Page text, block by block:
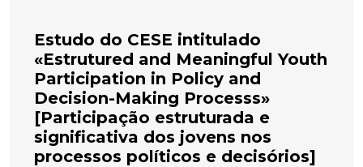
Estudo do CESE intitulado
«Estrutured and Meaningful Youth
Participation in Policy and
Decision-Making Processs»
[Participação estruturada e
significativa dos jovens nos
processos políticos e decisórios]